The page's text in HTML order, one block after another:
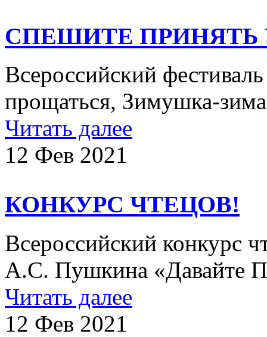
СПЕШИТЕ ПРИНЯТЬ
Всероссийский
прощаться, Зимушка-
Читать далее
12 Фев 2021
КОНКУРС ЧТЕЦОВ!
Всероссийский конкурс
А.С. Пушкина «Давайте
Читать далее
12 Фев 2021